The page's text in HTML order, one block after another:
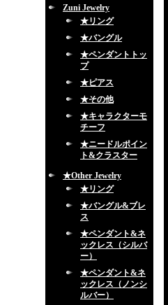
Zuni Jewelry
★リング
★バングル
★ペンダントトッ
プ
★ピアス
★その他
★キャラクターモ
チーフ
★ニードルポイン
ト&クラスター
★Other Jewelry
★リング
★バングル&ブレ
ス
★ペンダント&ネ
ックレス（シルバ
ー）
★ペンダント&ネ
ックレス（ノンシ
ルバー）